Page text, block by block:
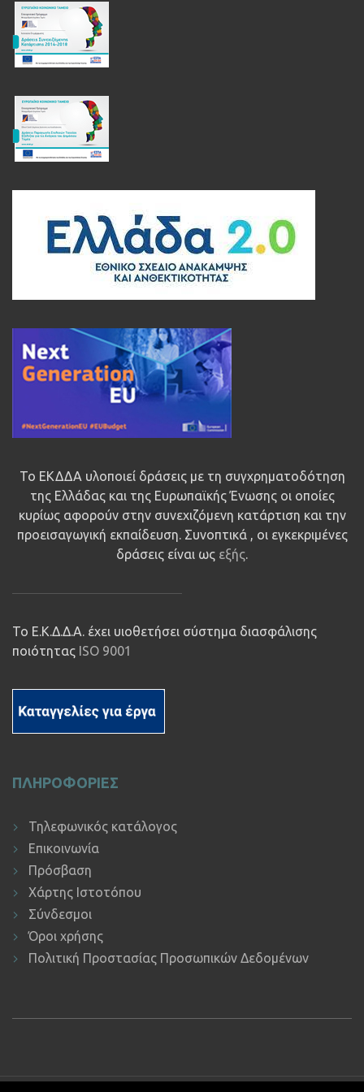
Το ΕΚΔΔΑ υλοποιεί δράσεις με τη συγχρηματοδότηση
της Ελλάδας και της Ευρωπαϊκής Ένωσης οι οποίες
κυρίως αφορούν στην συνεχιζόμενη κατάρτιση και την
προεισαγωγική εκπαίδευση. Συνοπτικά , οι εγκεκριμένες
δράσεις είναι ως εξής
Το Ε.Κ.Δ.Δ.Α. έχει υιοθετήσει σύστημα διασφάλισης
ποιότητας ISO 9001
ΠΛΗΡΟΦΟΡΙΕΣ
Τηλεφωνικός κατάλογος
Επικοινωνία
Πρόσβαση
Χάρτης Ιστοτόπου
Σύνδεσμοι
Όροι χρήσης
Πολιτική Προστασίας Προσωπικών Δεδομένων